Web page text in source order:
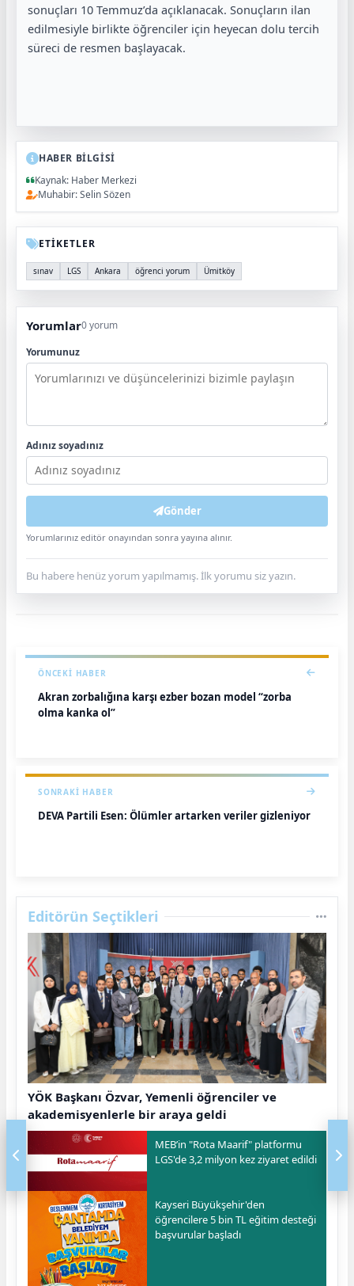
sonuçları 10 Temmuz’da açıklanacak. Sonuçların ilan
edilmesiyle birlikte öğrenciler için heyecan dolu tercih
süreci de resmen başlayacak.
HABER BİLGİSİ
Kaynak: Haber Merkezi
Muhabir: Selin Sözen
ETİKETLER
sınav LGS Ankara öğrenci yorum Ümitköy
Yorumlar0 yorum
Yorumunuz
Adınız soyadınız
Gönder
Yorumlarınız editör onayından sonra yayına alınır.
Bu habere henüz yorum yapılmamış. İlk yorumu siz yazın.
ÖNCEKI HABER
Akran zorbalığına karşı ezber bozan model “zorba
olma kanka ol”
SONRAKI HABER
DEVA Partili Esen: Ölümler artarken veriler gizleniyor
Editörün Seçtikleri
YÖK Başkanı Özvar, Yemenli öğrenciler ve
akademisyenlerle bir araya geldi
MEB’in "Rota Maarif" platformu
LGS'de 3,2 milyon kez ziyaret edildi
Kayseri Büyükşehir'den
öğrencilere 5 bin TL eğitim desteği
başvurular başladı